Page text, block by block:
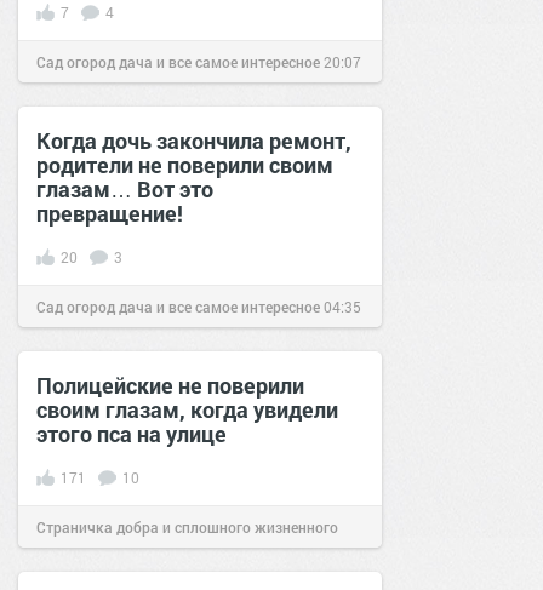
7 4
Сад огород дача и все самое интересное 20:07
24 окт 2016
Когда дочь закончила ремонт,
родители не поверили своим
глазам… Вот это
превращение!
20 3
Сад огород дача и все самое интересное04:35
22 фев 2017
Полицейские не поверили
своим глазам, когда увидели
этого пса на улице
171 10
Страничка добра и сплошного жизненного
позитива! 00:29 19 янв 2018